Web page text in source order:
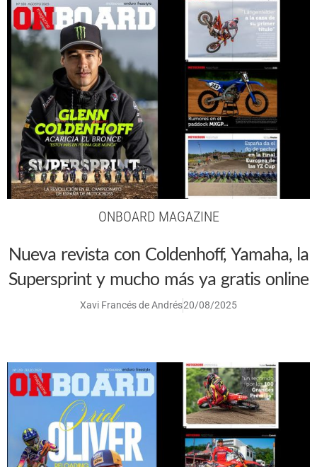
ONBOARD MAGAZINE
Nueva revista con Coldenhoff, Yamaha, la
Supersprint y mucho más ya gratis online
Xavi Francés de Andrés20/08/2025